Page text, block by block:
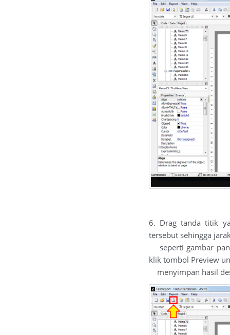
6. Drag tanda titik
tersebut sehingga
seperti gambar
klik tombol Preview
menyimpan hasil